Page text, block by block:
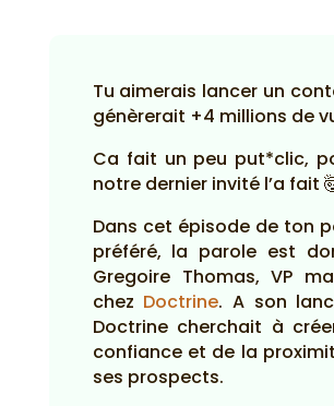
Tu aimerais lancer un
génèrerait +4 millions de
Ca fait un peu put*clic,
notre dernier invité l’a fait
Dans cet épisode de ton
préféré, la parole est
Gregoire Thomas, VP
chez Doctrine. A son
Doctrine cherchait à
confiance et de la
ses prospects.